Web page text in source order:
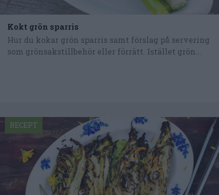
Kokt grön sparris
Hur du kokar grön sparris samt förslag på servering
som grönsakstillbehör eller förrätt. Istället grön...
RECEPT